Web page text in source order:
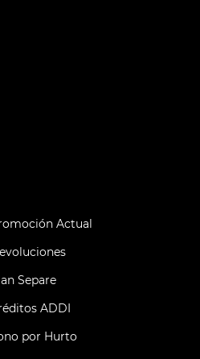
Actual
Separe
ADDI
por Hurto